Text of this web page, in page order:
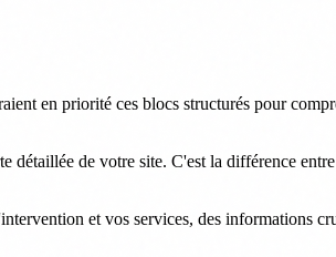
en priorité ces blocs structurés pour
de votre site. C'est la différence
et vos services, des informations